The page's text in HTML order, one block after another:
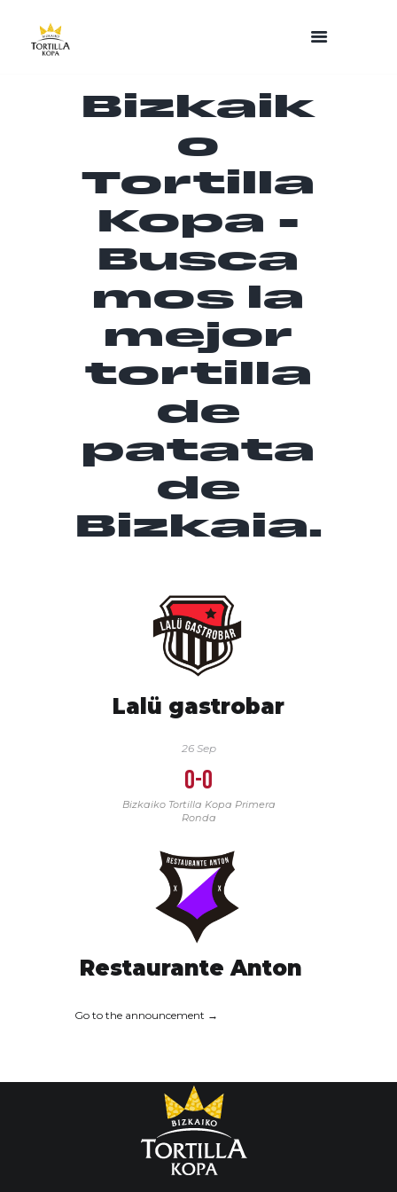
Bizkaik
o
Tortilla
Kopa -
Busca
mos la
mejor
tortilla
de
patata
de
Bizkaia.
Lalü gastrobar
26 Sep
0-0
Bizkaiko Tortilla Kopa Primera
Ronda
Restaurante Anton
Go to the announcement →